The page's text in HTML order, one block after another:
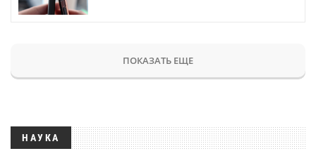
ПОКАЗАТЬ ЕЩЕ
НАУКА